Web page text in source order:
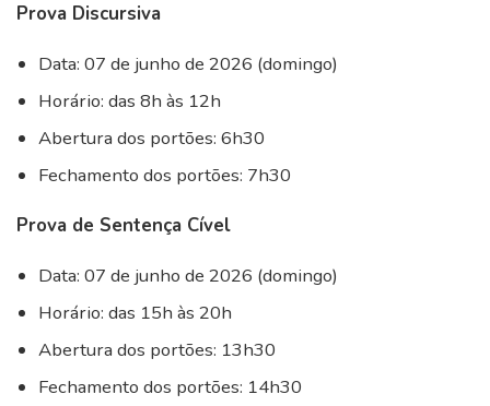
Prova Discursiva
Data: 07 de junho de 2026 (domingo)
Horário: das 8h às 12h
Abertura dos portões: 6h30
Fechamento dos portões: 7h30
Prova de Sentença Cível
Data: 07 de junho de 2026 (domingo)
Horário: das 15h às 20h
Abertura dos portões: 13h30
Fechamento dos portões: 14h30